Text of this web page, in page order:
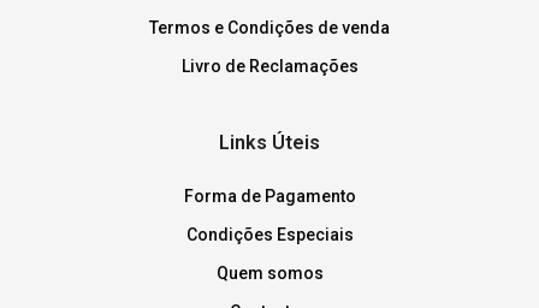
Termos e Condições de venda
Livro de Reclamações
Links Úteis
Forma de Pagamento
Condições Especiais
Quem somos